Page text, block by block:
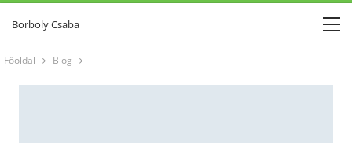
Borboly Csaba
Főoldal Blog